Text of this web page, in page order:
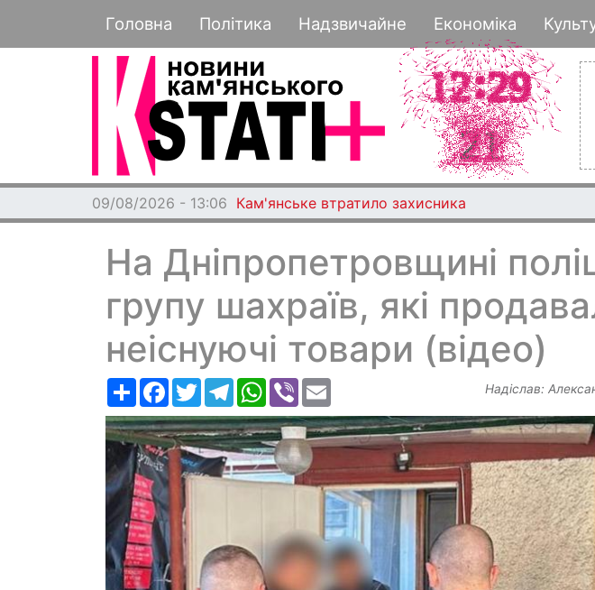
Основная навигация
Головна Політика Надзвичайне Економіка
09/08/2026 - 13:06 Кам'янське втратило захисника
На Дніпропетровщині
групу шахраїв, які
неіснуючі товари (відео)
РесурсFacebook
TwitterTelegramWhatsApp
Viber Надіслав: